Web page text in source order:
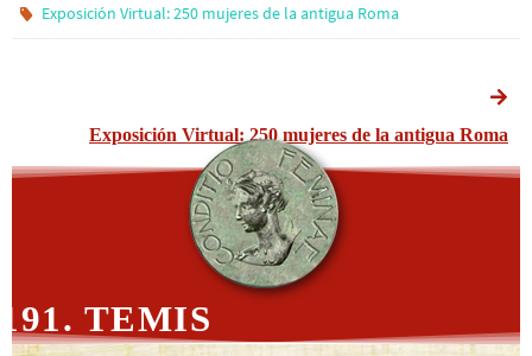
Exposición Virtual: 250 mujeres de la antigua Roma
Exposición Virtual: 250 mujeres de la antigua Roma
191. TEMIS